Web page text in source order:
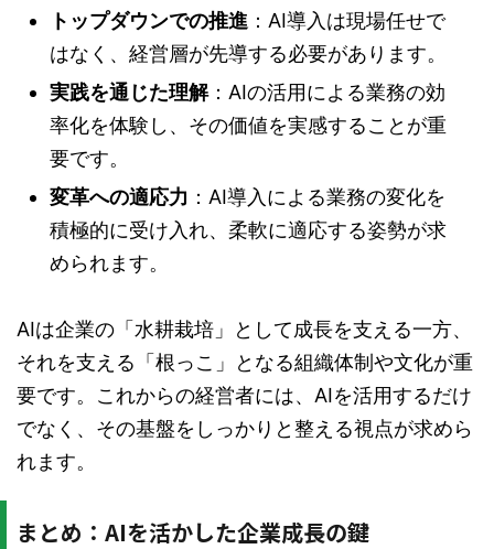
トップダウンでの推進 ：AI導入は現場任せで
はなく、経営層が先導する必要があります。
実践を通じた理解：AIの活用による業務の効
率化を体験し、その価値を実感することが重
要です。
変革への適応力 ：AI導入による業務の変化を
積極的に受け入れ、柔軟に適応する姿勢が求
められます。
AIは企業の「水耕栽培」として成長を支える一方、
それを支える「根っこ」となる組織体制や文化が重
要です。これからの経営者には、AIを活用するだけ
でなく、その基盤をしっかりと整える視点が求めら
れます。
まとめ：AIを活かした企業成長の鍵